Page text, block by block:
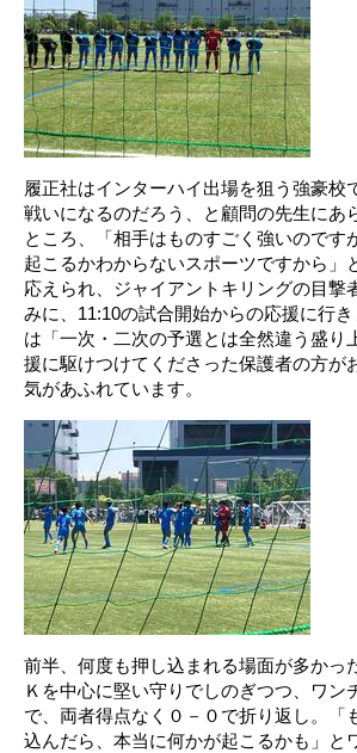
履正社はインターハイ出場を狙う強豪校
戦いになるのだろう、と顧問の先生にあ
ところ、「相手はものすごく強いのです
起こるかわからないスポーツですから」
応えられ、ジャイアントキリングの目撃
みに、11:10の試合開始からの応援に行
は「一次・二次の予選とは全然違う盛り
援に駆けつけてくださった保護者の方が
気があふれています。
前半、何度も押し込まれる場面が多かっ
Ｋを中心に堅い守りでしのぎつつ、ワン
で、両者得点なく０－０で折り返し。「
込んだら、本当に何かが起こるかも」と